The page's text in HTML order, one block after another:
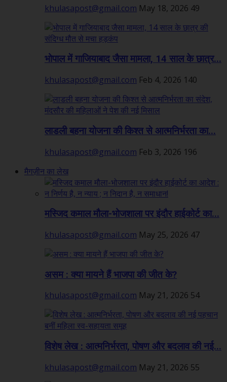
khulasapost@gmail.com May 18, 2026 49
भोपाल में गाजियाबाद जैसा मामला, 14 साल के छात्र...
khulasapost@gmail.com Feb 4, 2026 140
लाडली बहना योजना की किश्त से आत्मनिर्भरता का...
khulasapost@gmail.com Feb 3, 2026 196
मैगज़ीन का लेख
मस्जिद कमाल मौला-भोजशाला पर इंदौर हाईकोर्ट का...
khulasapost@gmail.com May 25, 2026 47
असम : क्या मायने हैं भाजपा की जीत के?
khulasapost@gmail.com May 21, 2026 54
विशेष लेख : आत्मनिर्भरता, पोषण और बदलाव की नई...
khulasapost@gmail.com May 21, 2026 55